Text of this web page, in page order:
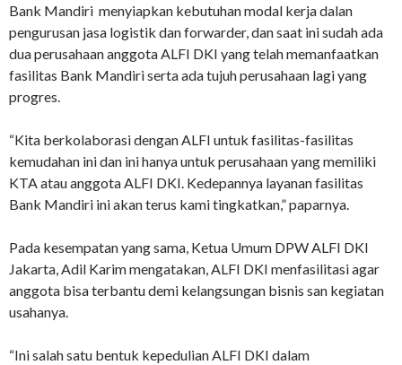
Bank Mandiri menyiapkan kebutuhan modal kerja dalan
pengurusan jasa logistik dan forwarder, dan saat ini sudah ada
dua perusahaan anggota ALFI DKI yang telah memanfaatkan
fasilitas Bank Mandiri serta ada tujuh perusahaan lagi yang
progres.
“Kita berkolaborasi dengan ALFI untuk fasilitas-fasilitas
kemudahan ini dan ini hanya untuk perusahaan yang memiliki
KTA atau anggota ALFI DKI. Kedepannya layanan fasilitas
Bank Mandiri ini akan terus kami tingkatkan,” paparnya.
Pada kesempatan yang sama, Ketua Umum DPW ALFI DKI
Jakarta, Adil Karim mengatakan, ALFI DKI menfasilitasi agar
anggota bisa terbantu demi kelangsungan bisnis san kegiatan
usahanya.
“Ini salah satu bentuk kepedulian ALFI DKI dalam